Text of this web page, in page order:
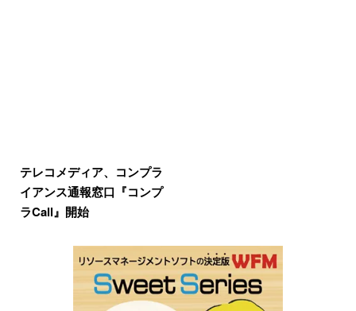
テレコメディア、コンプラ
イアンス通報窓口『コンプ
ラCall』開始